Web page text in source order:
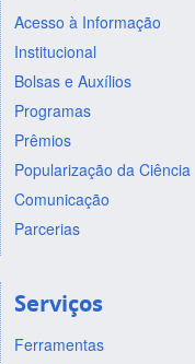
Acesso à Informação
Institucional
Bolsas e Auxílios
Programas
Prêmios
Popularização da Ciência
Comunicação
Parcerias
Serviços
Ferramentas